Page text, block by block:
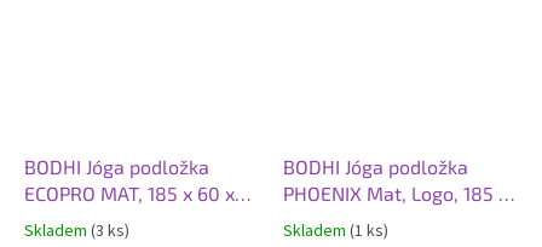
BODHI Jóga podložka
ECOPRO MAT, 185 x 60 x
0,4 cm, modrá
Skladem (3 ks)
BODHI Jóga podložka
PHOENIX Mat, Logo, 185 x
66 x 0,4 cm, černá
Skladem (1 ks)